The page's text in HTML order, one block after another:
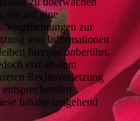
die auf eine
Verpflichtungen zur
von Informationen
hiervon unberührt.
erst ab dem
Rechtsverletzung
Inhalte umgehend